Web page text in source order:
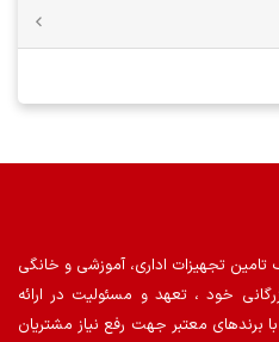
تجهیزات اداری، آموزشی و خانگی
خود ، تعهد و مسئولیت در ارائه
برندهای معتبر جهت رفع نیاز مشتریان